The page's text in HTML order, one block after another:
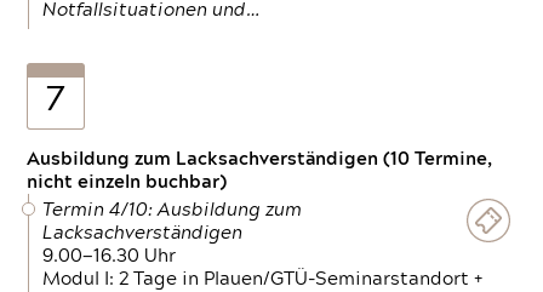
Notfallsituationen und…
7
Ausbildung zum Lacksachverständigen (10 Termine,
nicht einzeln buchbar)
Termin 4/10: Ausbildung zum
Lacksachverständigen
9.00—16.30 Uhr
Modul I: 2 Tage in Plauen/GTÜ-Seminarstandort +